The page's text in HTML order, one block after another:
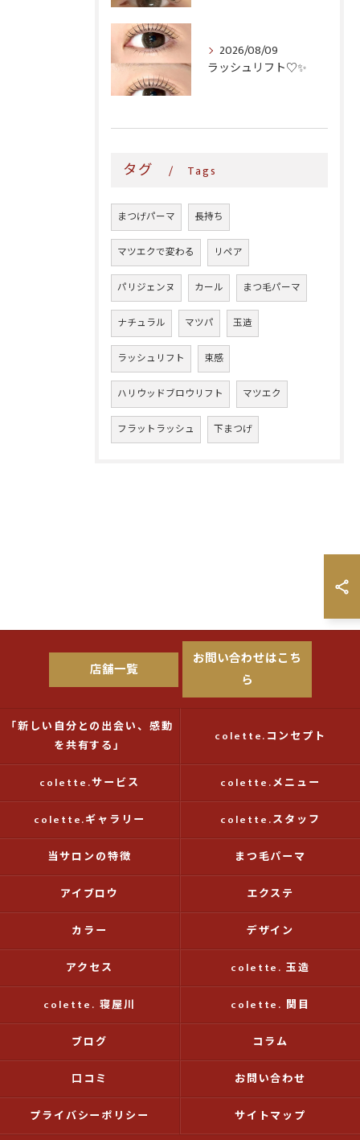
2026/08/09
ラッシュリフト♡✨
タグ Tags
まつげパーマ 長持ち
マツエクで変わる リペア
パリジェンヌ カール まつ毛パーマ
ナチュラル マツパ 玉造
ラッシュリフト 束感
ハリウッドブロウリフト マツエク
フラットラッシュ 下まつげ
店舗一覧
お問い合わせはこち
ら
「新しい自分との出会い、感動
を共有する」
colette.コンセプト
colette.サービス colette.メニュー
colette.ギャラリー colette.スタッフ
当サロンの特徴 まつ毛パーマ
アイブロウ エクステ
カラー デザイン
アクセス colette. 玉造
colette. 寝屋川 colette. 関目
ブログ コラム
口コミ お問い合わせ
プライバシーポリシー サイトマップ